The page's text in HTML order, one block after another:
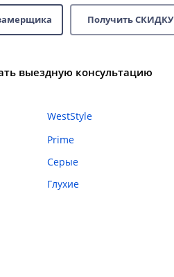
Получить СКИДКУ
выездную консультацию
WestStyle
Prime
Серые
Глухие